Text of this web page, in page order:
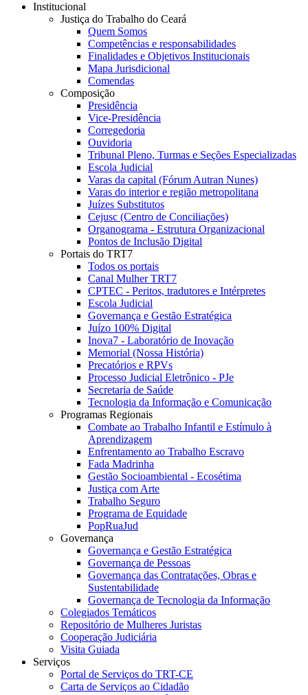
Institucional
Justiça do Trabalho do Ceará
Quem Somos
Competências e responsabilidades
Finalidades e Objetivos Institucionais
Mapa Jurisdicional
Comendas
Composição
Presidência
Vice-Presidência
Corregedoria
Ouvidoria
Tribunal Pleno, Turmas e Seções Especializadas
Escola Judicial
Varas da capital (Fórum Autran Nunes)
Varas do interior e região metropolitana
Juízes Substitutos
Cejusc (Centro de Conciliações)
Organograma - Estrutura Organizacional
Pontos de Inclusão Digital
Portais do TRT7
Todos os portais
Canal Mulher TRT7
CPTEC - Peritos, tradutores e Intérpretes
Escola Judicial
Governança e Gestão Estratégica
Juízo 100% Digital
Inova7 - Laboratório de Inovação
Memorial (Nossa História)
Precatórios e RPVs
Processo Judicial Eletrônico - PJe
Secretaria de Saúde
Tecnologia da Informação e Comunicação
Programas Regionais
Combate ao Trabalho Infantil e Estímulo à
Aprendizagem
Enfrentamento ao Trabalho Escravo
Fada Madrinha
Gestão Socioambiental - Ecosétima
Justiça com Arte
Trabalho Seguro
Programa de Equidade
PopRuaJud
Governança
Governança e Gestão Estratégica
Governança de Pessoas
Governança das Contratações, Obras e
Sustentabilidade
Governança de Tecnologia da Informação
Colegiados Temáticos
Repositório de Mulheres Juristas
Cooperação Judiciária
Visita Guiada
Serviços
Portal de Serviços do TRT-CE
Carta de Serviços ao Cidadão